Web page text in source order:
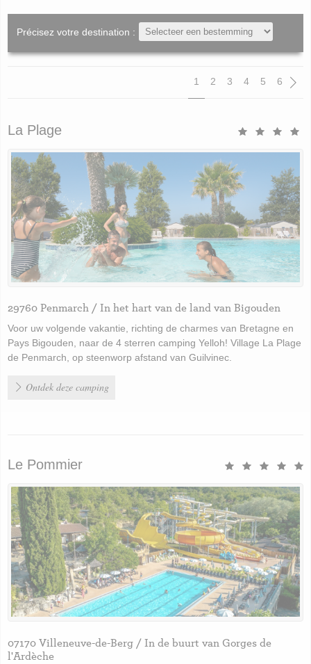
Précisez votre destination :
Pagination
1 2 3 4 5 6
La Plage
29760 Penmarch / In het hart van de land van Bigouden
Voor uw volgende vakantie, richting de charmes van Bretagne en
Pays Bigouden, naar de 4 sterren camping Yelloh! Village La Plage
de Penmarch, op steenworp afstand van Guilvinec.
Ontdek deze camping
Le Pommier
07170 Villeneuve-de-Berg / In de buurt van Gorges de
l'Ardèche